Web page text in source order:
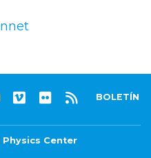
BOLETÍN
Center